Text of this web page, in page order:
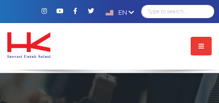
EN